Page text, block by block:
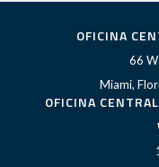
OFICINA
66
Miami,
OFICINA